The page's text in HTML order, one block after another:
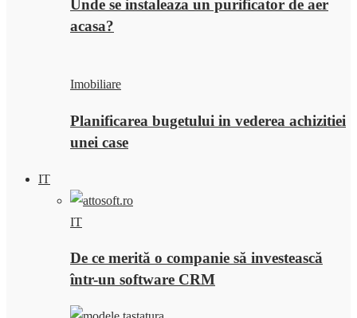
Unde se instaleaza un purificator de aer
acasa?
Imobiliare
Planificarea bugetului in vederea achizitiei
unei case
IT
IT
De ce merită o companie să investească
într-un software CRM